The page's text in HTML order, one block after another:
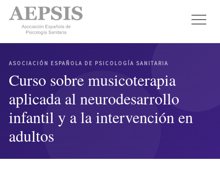
ASOCIACIÓN ESPAÑOLA DE PSICOLOGÍA SANITARIA
Curso sobre musicoterapia
aplicada al neurodesarrollo
infantil y a la intervención en
adultos